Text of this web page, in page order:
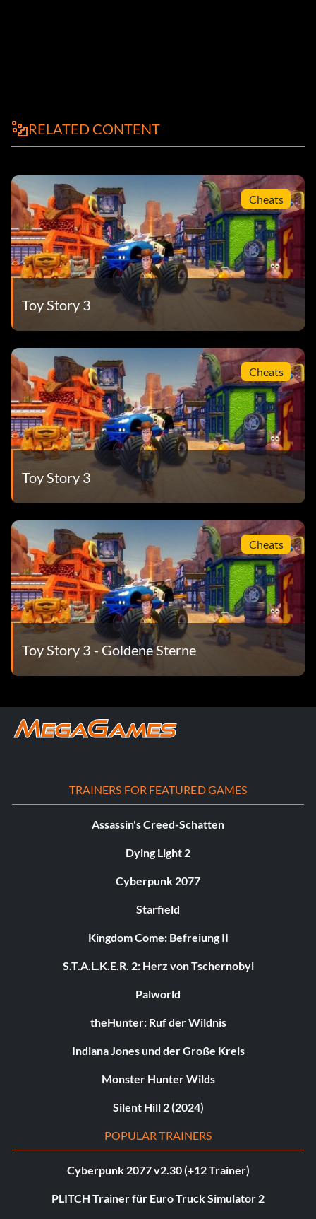
RELATED CONTENT
Cheats
Toy Story 3
Cheats
Toy Story 3
Cheats
Toy Story 3 - Goldene Sterne
TRAINERS FOR FEATURED GAMES
Assassin's Creed-Schatten
Dying Light 2
Cyberpunk 2077
Starfield
Kingdom Come: Befreiung II
S.T.A.L.K.E.R. 2: Herz von Tschernobyl
Palworld
theHunter: Ruf der Wildnis
Indiana Jones und der Große Kreis
Monster Hunter Wilds
Silent Hill 2 (2024)
POPULAR TRAINERS
Cyberpunk 2077 v2.30 (+12 Trainer)
PLITCH Trainer für Euro Truck Simulator 2